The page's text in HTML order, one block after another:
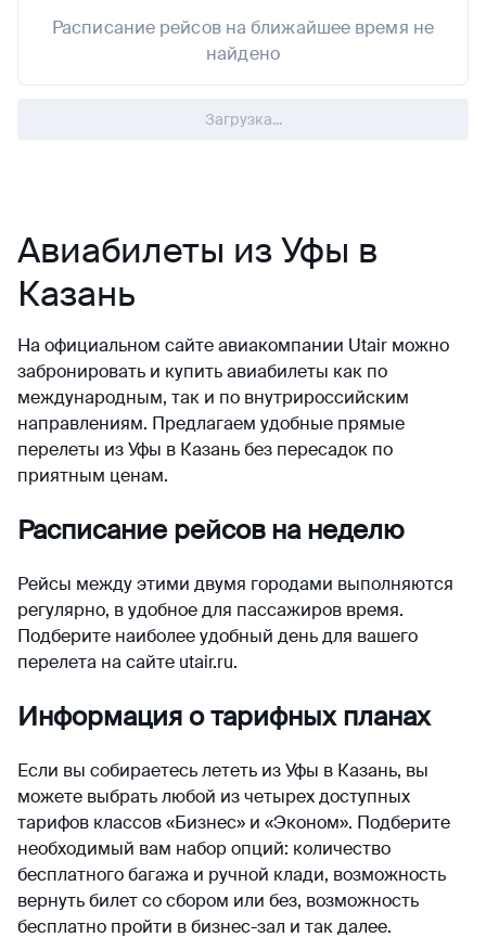
Расписание рейсов на ближайшее время не
найдено
Загрузка...
Авиабилеты из Уфы в
Казань
На официальном сайте авиакомпании Utair можно
забронировать и купить авиабилеты как по
международным, так и по внутрироссийским
направлениям. Предлагаем удобные прямые
перелеты из Уфы в Казань без пересадок по
приятным ценам.
Расписание рейсов на неделю
Рейсы между этими двумя городами выполняются
регулярно, в удобное для пассажиров время.
Подберите наиболее удобный день для вашего
перелета на сайте utair.ru.
Информация о тарифных планах
Если вы собираетесь лететь из Уфы в Казань, вы
можете выбрать любой из четырех доступных
тарифов классов «Бизнес» и «Эконом». Подберите
необходимый вам набор опций: количество
бесплатного багажа и ручной клади, возможность
вернуть билет со сбором или без, возможность
бесплатно пройти в бизнес-зал и так далее.